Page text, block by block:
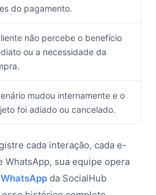
do pagamento.
não percebe o benefício
ou a necessidade da
mudou internamente e o
foi adiado ou cancelado.
cada interação, cada e-
WhatsApp, sua equipe opera
da SocialHub